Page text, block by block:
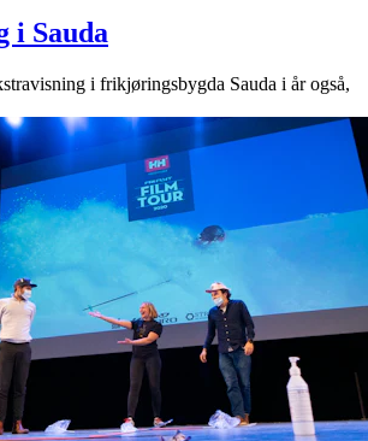
i Sauda
i frikjøringsbygda Sauda i år også,